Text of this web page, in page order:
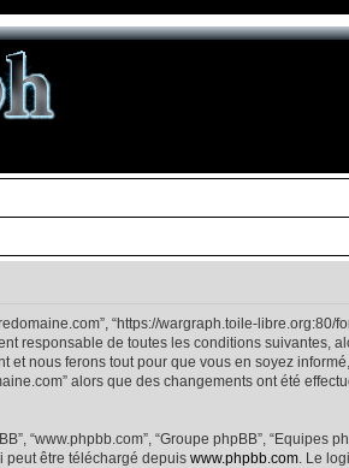
“https://wargraph.toile-libre.org:80/
responsable de toutes les conditions suivantes,
et nous ferons tout pour que vous en soyez
alors que des changements ont été
“www.phpbb.com”, “Groupe phpBB”, “Equipes
peut être téléchargé depuis www.phpbb.com. Le